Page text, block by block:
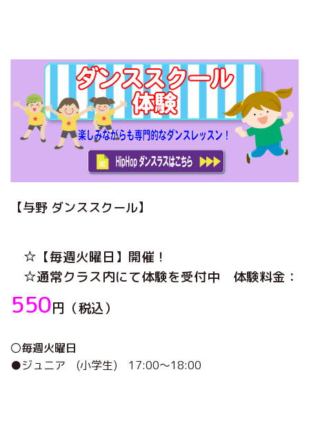
【与野 ダンススクール】
☆ 【毎週火曜日】開催！
☆通常クラス内にて体験を受付中 体験料金：
550円（税込）
〇毎週火曜日
●ジュニア (小学生) 17:00～18:00